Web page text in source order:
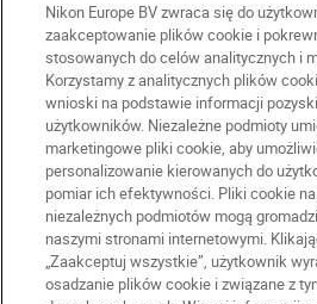
PL Nikon Sites
Skontaktuj się z nami
Oświadczenie dotyczące
Warunki użytkowania
Warunki korzystania z Nikon
Komunikat dotyczący plików
Ustawienia plików cookie
© 2026 Nikon
Nikon Europe BV zwraca się do
zaakceptowanie plików cookie i
stosowanych do celów analitycznych i
Korzystamy z analitycznych plików
wnioski na podstawie informacji
użytkowników. Niezależne podmioty
marketingowe pliki cookie, aby
personalizowanie kierowanych do
pomiar ich efektywności. Pliki cookie
niezależnych podmiotów mogą
naszymi stronami internetowymi.
„Zaakceptuj wszystkie”, użytkownik
osadzanie plików cookie i związane z